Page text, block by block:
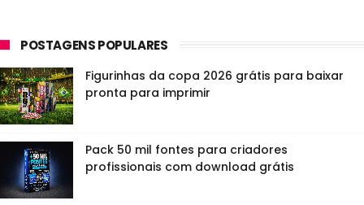
POSTAGENS POPULARES
Figurinhas da copa 2026 grátis para baixar
pronta para imprimir
Pack 50 mil fontes para criadores
profissionais com download grátis